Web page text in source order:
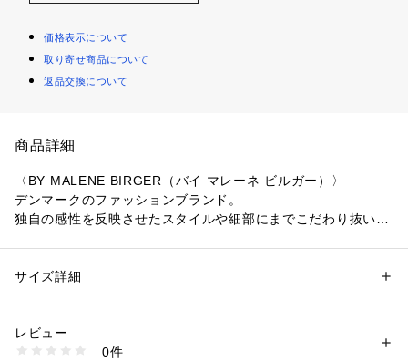
価格表示について
取り寄せ商品について
返品交換について
商品詳細
〈BY MALENE BIRGER（バイ マレーネ ビルガー）〉
デンマークのファッションブランド。
独自の感性を反映させたスタイルや細部にまでこだわり抜いた
2014年秋冬コレクションからは、ブランドスタート以来創設
任。
性別：レディース
素材：アセテート90％　ポリエステル9％　ポリウレタン1％
洗濯：洗濯不可、漂白不可、タンブル乾燥不可、アイロン仕上げ可、ドラ
イ可、ウエットクリーニング不可
サイズ詳細
レビュー
0件